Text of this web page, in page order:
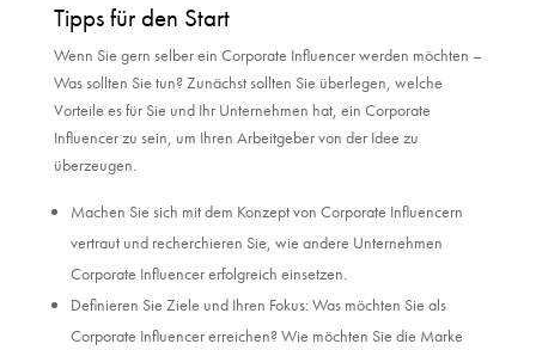
Tipps für den Start
Wenn Sie gern selber ein Corporate Influencer werden möchten –
Was sollten Sie tun? Zunächst sollten Sie überlegen, welche
Vorteile es für Sie und Ihr Unternehmen hat, ein Corporate
Influencer zu sein, um Ihren Arbeitgeber von der Idee zu
überzeugen.
Machen Sie sich mit dem Konzept von Corporate Influencern
vertraut und recherchieren Sie, wie andere Unternehmen
Corporate Influencer erfolgreich einsetzen.
Definieren Sie Ziele und Ihren Fokus: Was möchten Sie als
Corporate Influencer erreichen? Wie möchten Sie die Marke